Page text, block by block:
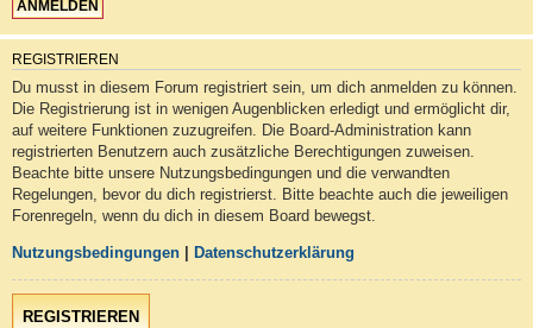
REGISTRIEREN
Du musst in diesem Forum registriert sein, um dich anmelden zu können.
Die Registrierung ist in wenigen Augenblicken erledigt und ermöglicht dir,
auf weitere Funktionen zuzugreifen. Die Board-Administration kann
registrierten Benutzern auch zusätzliche Berechtigungen zuweisen.
Beachte bitte unsere Nutzungsbedingungen und die verwandten
Regelungen, bevor du dich registrierst. Bitte beachte auch die jeweiligen
Forenregeln, wenn du dich in diesem Board bewegst.
Nutzungsbedingungen Datenschutzerklärung
REGISTRIEREN